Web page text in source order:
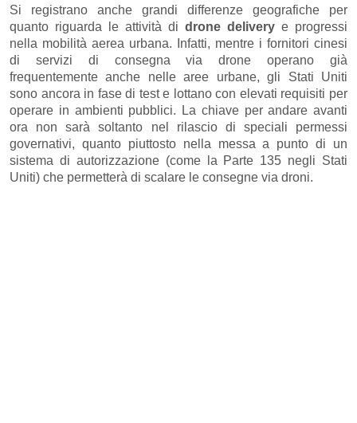
Si registrano anche grandi differenze geografiche per
quanto riguarda le attività di drone delivery e progressi
nella mobilità aerea urbana. Infatti, mentre i fornitori cinesi
di servizi di consegna via drone operano già
frequentemente anche nelle aree urbane, gli Stati Uniti
sono ancora in fase di test e lottano con elevati requisiti per
operare in ambienti pubblici. La chiave per andare avanti
ora non sarà soltanto nel rilascio di speciali permessi
governativi, quanto piuttosto nella messa a punto di un
sistema di autorizzazione (come la Parte 135 negli Stati
Uniti) che permetterà di scalare le consegne via droni.